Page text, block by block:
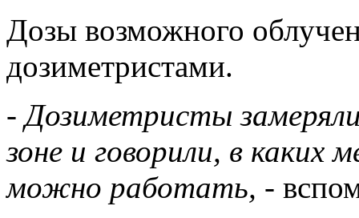
Дозы возможного
дозиметристами.
- Дозиметристы
зоне и говорили, в каких
можно работать, -